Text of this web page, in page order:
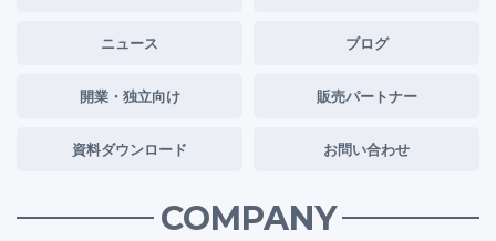
ニュース ブログ
開業・独立向け 販売パートナー
資料ダウンロード お問い合わせ
COMPANY